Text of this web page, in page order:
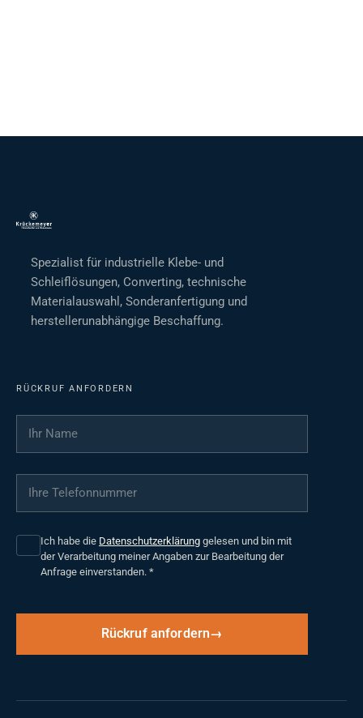
Spezialist für industrielle Klebe- und
Schleiflösungen, Converting, technische
Materialauswahl, Sonderanfertigung und
herstellerunabhängige Beschaffung.
RÜCKRUF ANFORDERN
Ihr Name
Ihre Telefonnummer
Ich habe die Datenschutzerklärung gelesen und bin mit
der Verarbeitung meiner Angaben zur Bearbeitung der
Anfrage einverstanden. *
Rückruf anfordern